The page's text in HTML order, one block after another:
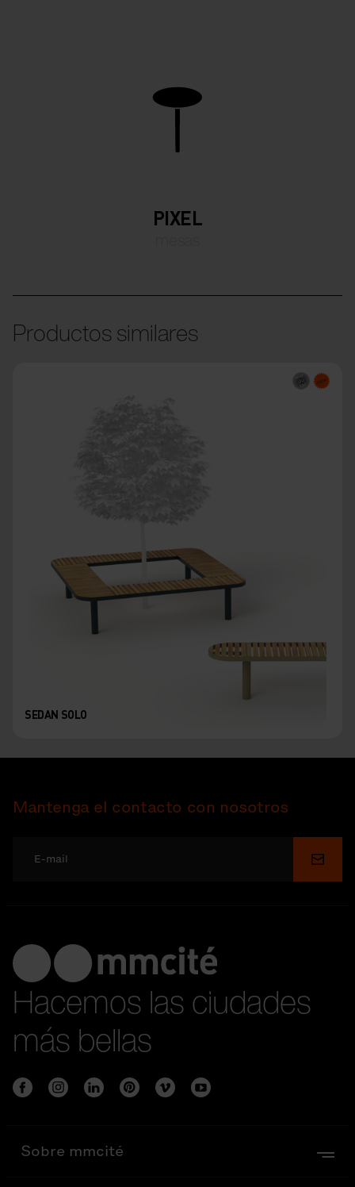
PIXEL
Productos similares
SEDAN SOLO
Mantenga el contacto con nosotros
Enviar
Hacemos las ciudades
más bellas
Sobre mmcité